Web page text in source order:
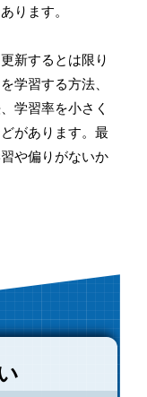
ります。
新するとは限り
学習する方法、
学習率を小さく
があります。最
や偏りがないか